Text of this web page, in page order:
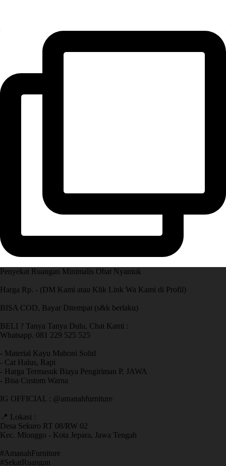
Penyekat Ruangan Minimalis Obat Nyamuk
Harga Rp. - (DM Kami atau Klik Link Wa Kami di Profil)
BISA COD, Bayar Ditempat (s&k berlaku)
BELI ? Tanya Tanya Dulu, Chat Kami :
Whatsapp. 081 229 525 525
- Material Kayu Mahoni Solid
- Cat Halus, Rapi
- Harga Termasuk Biaya Pengiriman P. JAWA
- Bisa Custom Warna
IG OFFICIAL : @amanahfurniture
📍 Lokasi :
Desa Sekuro RT 08/RW 02
Kec. Mlonggo - Kota Jepara, Jawa Tengah
​#AmanahFurniture
​#SekatRuangan